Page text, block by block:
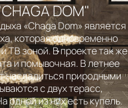
DOM"
«Chaga Dom» является
которая одновременно
ТВ зоной. В проекте так же
и помывочная. В летнее
насладиться природными
с двух терасс,
одной из них есть купель.